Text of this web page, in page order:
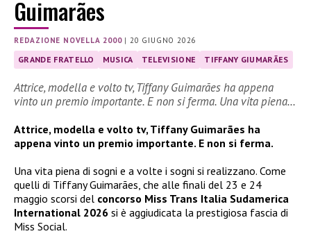
Guimarães
REDAZIONE NOVELLA 2000|20 GIUGNO 2026
GRANDE FRATELLO MUSICA TELEVISIONE TIFFANY GIUMARÃES
Attrice, modella e volto tv, Tiffany Guimarães ha appena
vinto un premio importante. E non si ferma. Una vita piena…
Attrice, modella e volto tv, Tiffany Guimarães ha
appena vinto un premio importante. E non si ferma.
Una vita piena di sogni e a volte i sogni si realizzano. Come
quelli di Tiffany Guimarães, che alle finali del 23 e 24
maggio scorsi del concorso Miss Trans Italia Sudamerica
International 2026 si è aggiudicata la prestigiosa fascia di
Miss Social.